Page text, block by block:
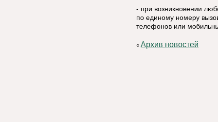
- при возникновении
по единому номеру
телефонов или
«Архив новостей